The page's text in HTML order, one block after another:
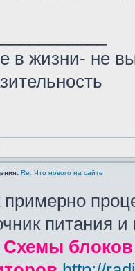
в жизни- не
Re: Что нового на сайте
примерно
питания
Схемы